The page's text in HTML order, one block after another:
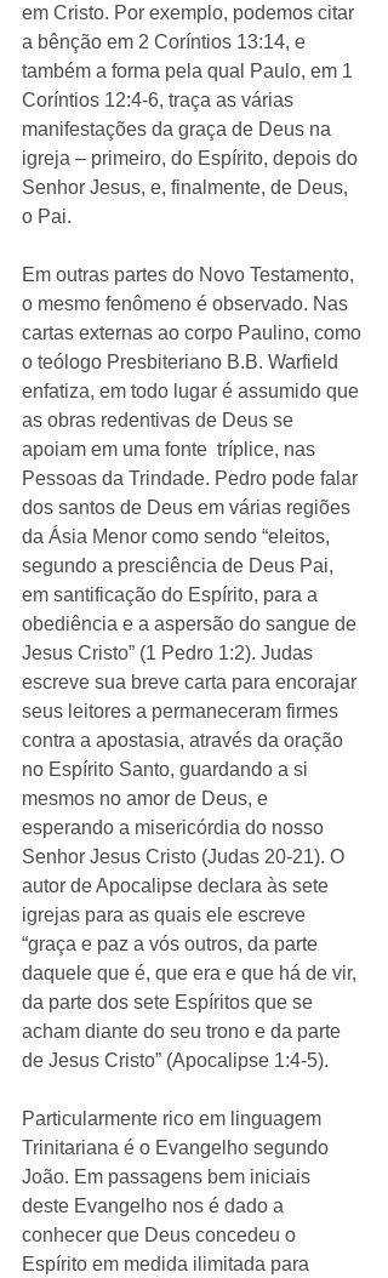
em Cristo. Por exemplo, podemos citar
a bênção em 2 Coríntios 13:14, e
também a forma pela qual Paulo, em 1
Coríntios 12:4-6, traça as várias
manifestações da graça de Deus na
igreja – primeiro, do Espírito, depois do
Senhor Jesus, e, finalmente, de Deus,
o Pai.
Em outras partes do Novo Testamento,
o mesmo fenômeno é observado. Nas
cartas externas ao corpo Paulino, como
o teólogo Presbiteriano B.B. Warfield
enfatiza, em todo lugar é assumido que
as obras redentivas de Deus se
apoiam em uma fonte  tríplice, nas
Pessoas da Trindade. Pedro pode falar
dos santos de Deus em várias regiões
da Ásia Menor como sendo “eleitos,
segundo a presciência de Deus Pai,
em santificação do Espírito, para a
obediência e a aspersão do sangue de
Jesus Cristo” (1 Pedro 1:2). Judas
escreve sua breve carta para encorajar
seus leitores a permaneceram firmes
contra a apostasia, através da oração
no Espírito Santo, guardando a si
mesmos no amor de Deus, e
esperando a misericórdia do nosso
Senhor Jesus Cristo (Judas 20-21). O
autor de Apocalipse declara às sete
igrejas para as quais ele escreve
“graça e paz a vós outros, da parte
daquele que é, que era e que há de vir,
da parte dos sete Espíritos que se
acham diante do seu trono e da parte
de Jesus Cristo” (Apocalipse 1:4-5).
Particularmente rico em linguagem
Trinitariana é o Evangelho segundo
João. Em passagens bem iniciais
deste Evangelho nos é dado a
conhecer que Deus concedeu o
Espírito em medida ilimitada para